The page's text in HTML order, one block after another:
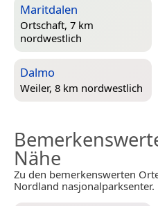
Maritdalen
Ortschaft, 7 km
nordwestlich
Dalmo
Weiler, 8 km nordwestlich
Nähe
Zu den bemerkenswerten
Nordland nasjonalparksenter.